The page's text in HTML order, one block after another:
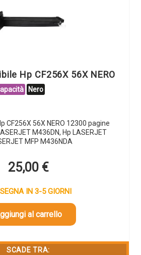
Hp CF256X 56X NERO
Nero
CF256X 56X NERO 12300 pagine
M436DN, Hp LASERJET
MFP M436NDA
25,00 €
IN 3-5 GIORNI
al carrello
SCADE TRA: